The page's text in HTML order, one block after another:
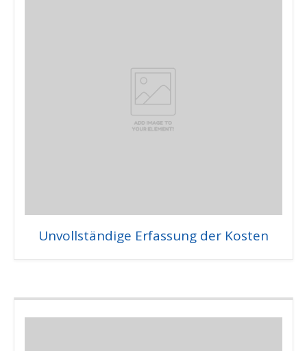
Unvollständige Erfassung der Kosten